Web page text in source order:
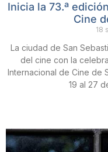
Inicia la 73.ª
Cine
18
La ciudad de San
del cine con la
Internacional de Cine de
19 al 27